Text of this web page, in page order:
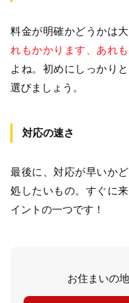
料金が明確かどうかは
れもかかります、あれ
よね。初めにしっかり
選びましょう。
対応の速さ
最後に、対応が早いか
処したいもの。すぐに
イントの一つです！
お住まいの